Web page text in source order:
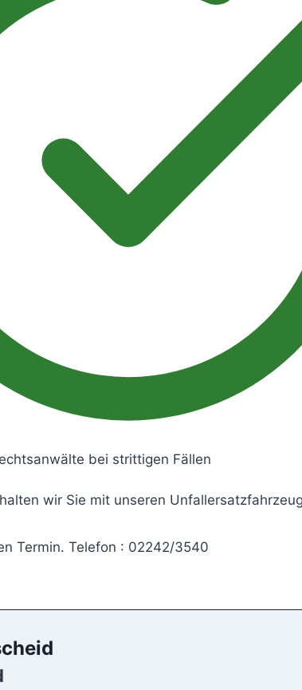
bei strittigen Fällen
wir Sie mit unseren
Termin. Telefon : 02242/3540